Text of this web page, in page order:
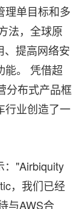
理单目标和多
法，全球原
、提高网络安
能。 凭借超
分布式产品框
行业创造了一
："Airbiquity
，我们已经
与AWS合